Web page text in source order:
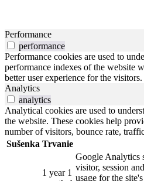
Performance
performance
Performance cookies are used to
performance indexes of the website
better user experience for the visitors.
Analytics
analytics
Analytical cookies are used to
the website. These cookies help
number of visitors, bounce rate,
Sušenka Trvanie
1 year 1
Google Analytics
visitor, session
usage for the